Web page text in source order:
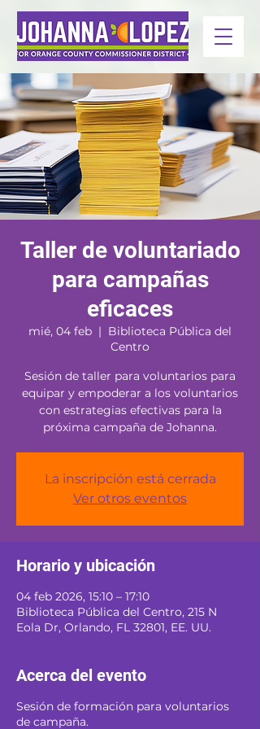
Taller de voluntariado
para campañas
eficaces
mié, 04 feb
  |
Biblioteca Pública del
Centro
Sesión de taller para voluntarios para
equipar y empoderar a los voluntarios
con estrategias efectivas para la
próxima campaña de Johanna.
La inscripción está cerrada
Ver otros eventos
Horario y ubicación
04 feb 2026, 15:10 – 17:10
Biblioteca Pública del Centro, 215 N
Eola Dr, Orlando, FL 32801, EE. UU.
Acerca del evento
Sesión de formación para voluntarios
de campaña.